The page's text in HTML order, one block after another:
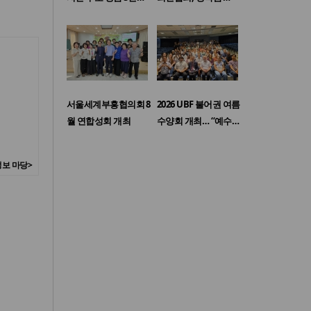
마당>
서울세계부흥협의회 8
월 연합성회 개최
2026 UBF 불어권 여름
수양회 개최… “예수…